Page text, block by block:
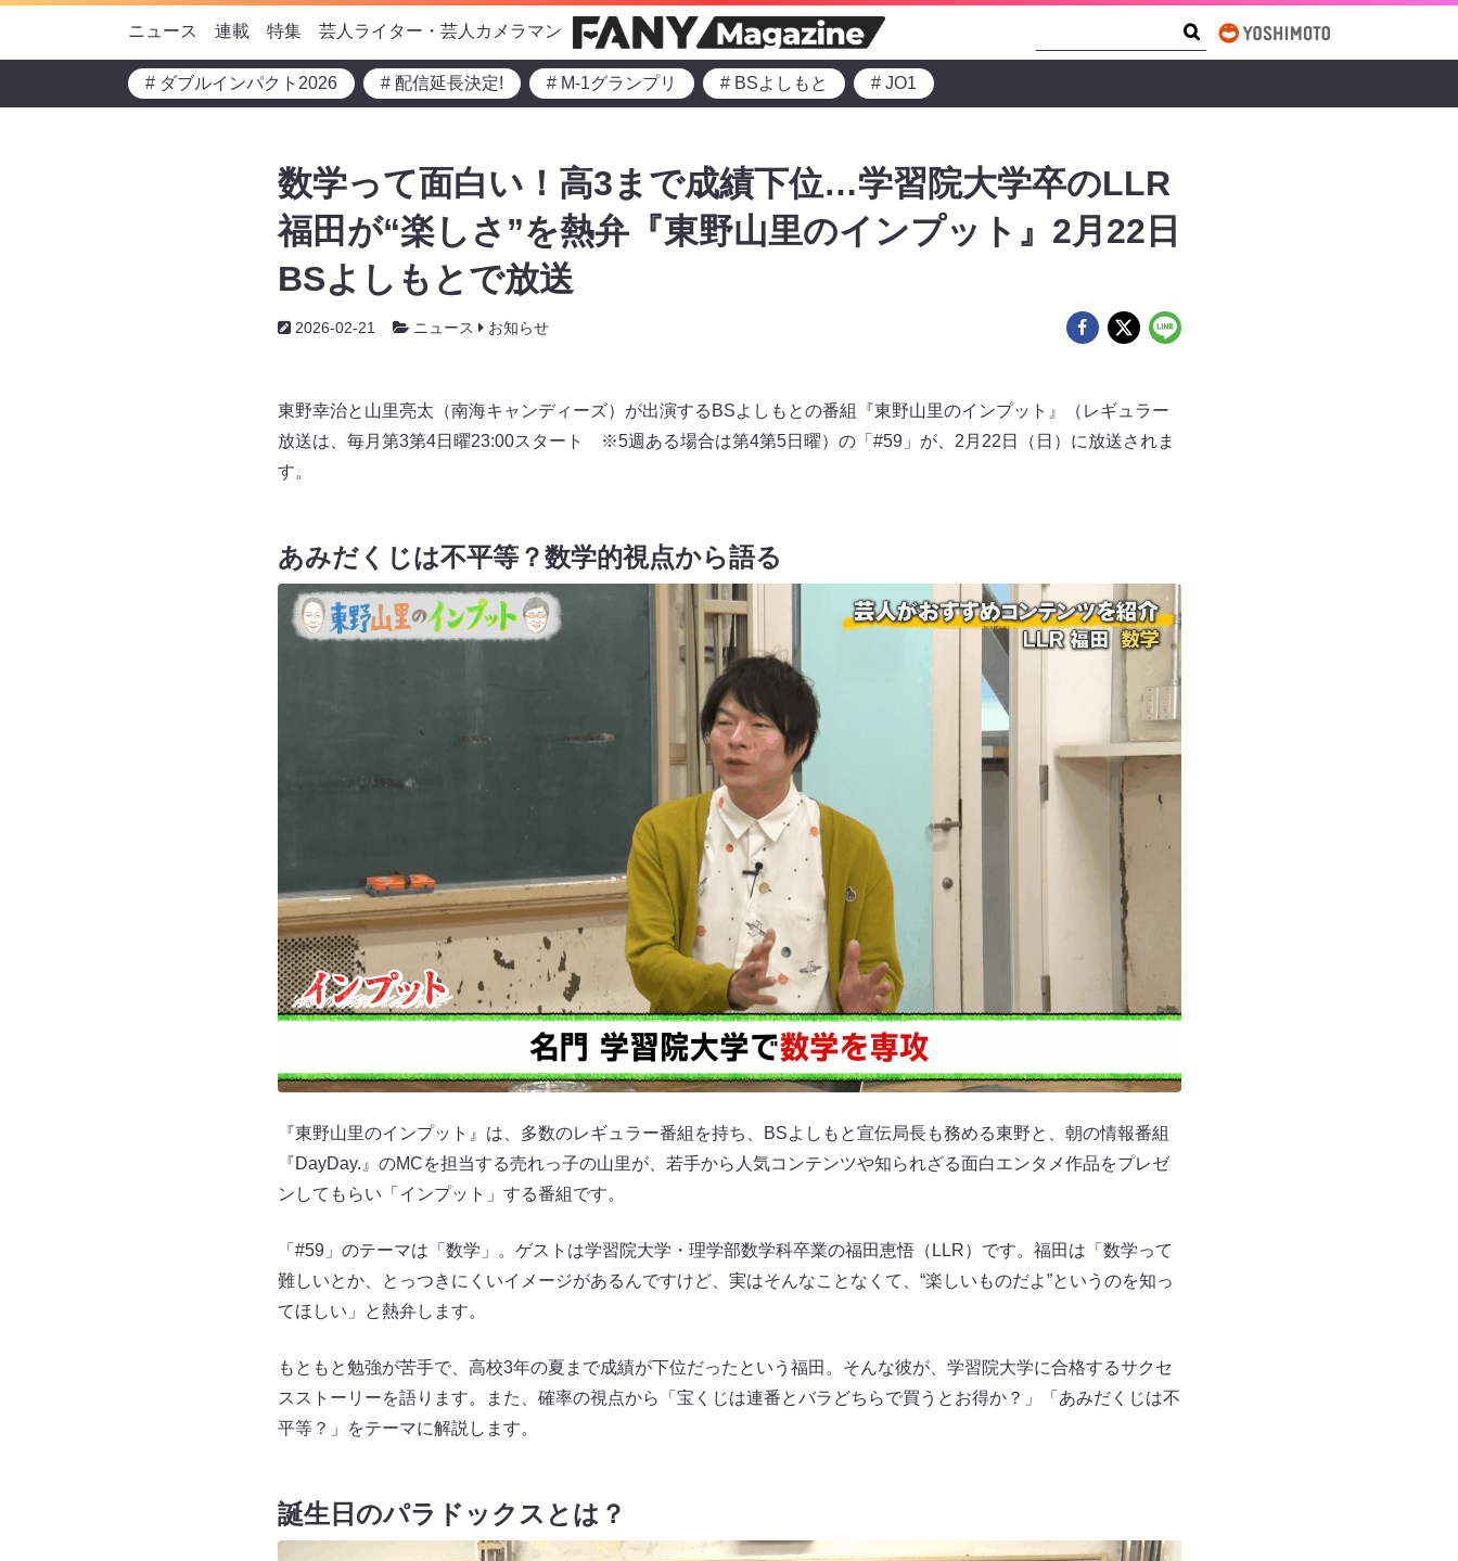
ニュース 連載 特集 芸人ライター・芸人カメラマン
# ダブルインパクト2026 # 配信延長決定! # M-1グランプリ # BSよしもと # JO1
数学って面白い！高3まで成績下位…学習院大学卒のLLR
福田が“楽しさ”を熱弁『東野山里のインプット』2月22日
BSよしもとで放送
2026-02-21 ニュース お知らせ
東野幸治と山里亮太（南海キャンディーズ）が出演するBSよしもとの番組『東野山里のインプット』（レギュラー
放送は、毎月第3第4日曜23:00スタート ※5週ある場合は第4第5日曜）の「#59」が、2月22日（日）に放送されま
す。
あみだくじは不平等？数学的視点から語る
『東野山里のインプット』は、多数のレギュラー番組を持ち、BSよしもと宣伝局長も務める東野と、朝の情報番組
『DayDay.』のMCを担当する売れっ子の山里が、若手から人気コンテンツや知られざる面白エンタメ作品をプレゼ
ンしてもらい「インプット」する番組です。
「#59」のテーマは「数学」。ゲストは学習院大学・理学部数学科卒業の福田恵悟（LLR）です。福田は「数学って
難しいとか、とっつきにくいイメージがあるんですけど、実はそんなことなくて、“楽しいものだよ”というのを知っ
てほしい」と熱弁します。
もともと勉強が苦手で、高校3年の夏まで成績が下位だったという福田。そんな彼が、学習院大学に合格するサクセ
スストーリーを語ります。また、確率の視点から「宝くじは連番とバラどちらで買うとお得か？」「あみだくじは不
平等？」をテーマに解説します。
誕生日のパラドックスとは？